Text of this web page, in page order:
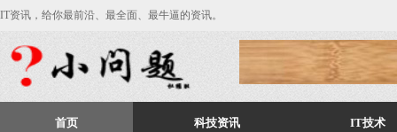
IT资讯，给你最前沿、最全面、最牛逼的资讯。
首页 科技资讯 IT技术